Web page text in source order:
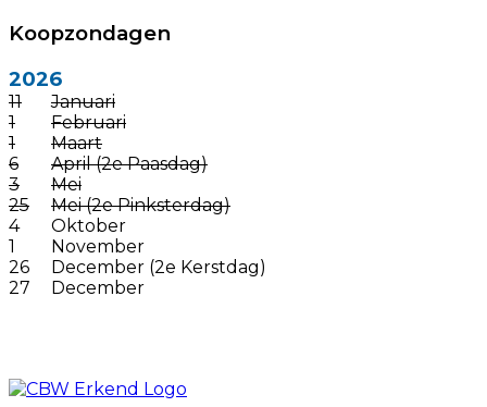
Koopzondagen
2026
11
Januari
1
Februari
1
Maart
6
April (2e Paasdag)
3
Mei
25
Mei (2e Pinksterdag)
4
Oktober
1
November
26
December (2e Kerstdag)
27
December